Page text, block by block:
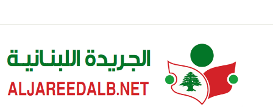
إلى
الجريدة اللبنانية
ALJAREEDALB.NET